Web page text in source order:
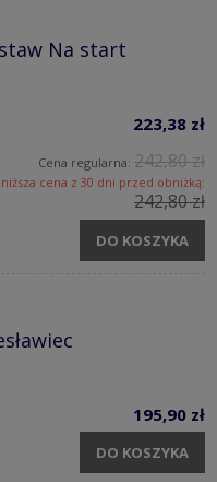
Na start
223,38 zł
Cena regularna: 242,80 zł
cena z 30 dni przed obniżką:
242,80 zł
DO KOSZYKA
195,90 zł
DO KOSZYKA